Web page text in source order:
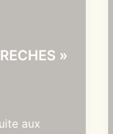
»
aux